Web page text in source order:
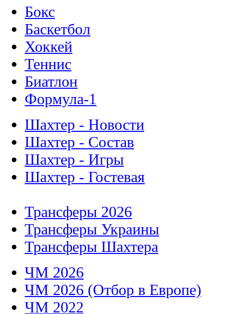
Бокс
Баскетбол
Хоккей
Теннис
Биатлон
Формула-1
Шахтер - Новости
Шахтер - Состав
Шахтер - Игры
Шахтер - Гостевая
Трансферы 2026
Трансферы Украины
Трансферы Шахтера
ЧМ 2026
ЧМ 2026 (Отбор в Европе)
ЧМ 2022